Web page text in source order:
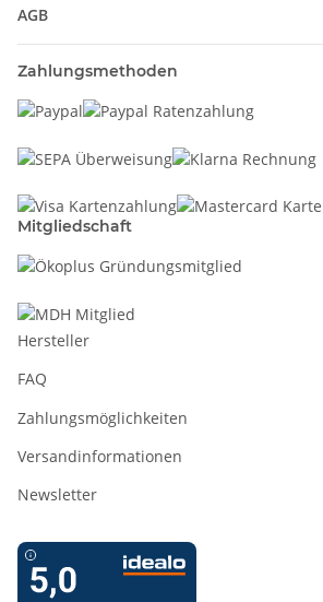
AGB
Zahlungsmethoden
Mitgliedschaft
Hersteller
FAQ
Zahlungsmöglichkeiten
Versandinformationen
Newsletter